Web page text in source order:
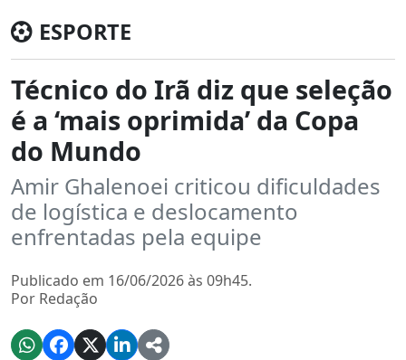
ESPORTE
Técnico do Irã diz que seleção
é a ‘mais oprimida’ da Copa
do Mundo
Amir Ghalenoei criticou dificuldades
de logística e deslocamento
enfrentadas pela equipe
Publicado em 16/06/2026 às 09h45.
Por Redação